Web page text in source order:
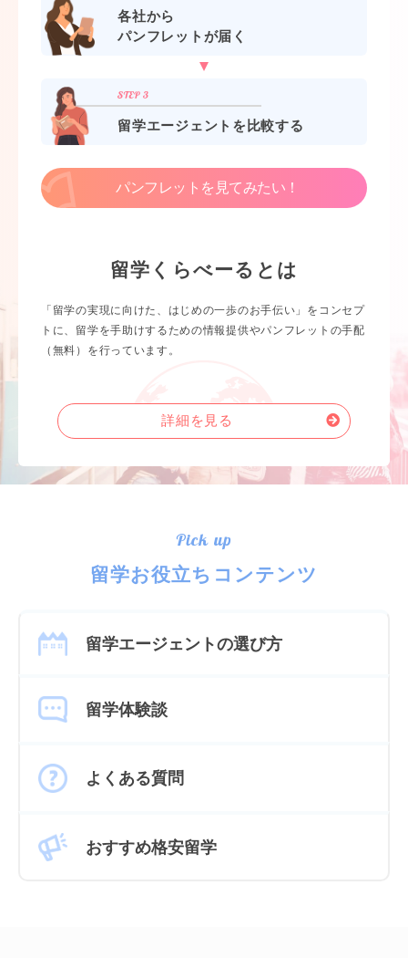
各社から
パンフレットが届く
留学エージェントを比較する
パンフレットを見てみたい！
留学くらべーるとは
「留学の実現に向けた、はじめの一歩のお手伝い」をコンセプ
トに、留学を手助けするための情報提供やパンフレットの手配
（無料）を行っています。
詳細を見る
Pick up
留学お役立ちコンテンツ
留学エージェントの選び方
留学体験談
よくある質問
おすすめ格安留学